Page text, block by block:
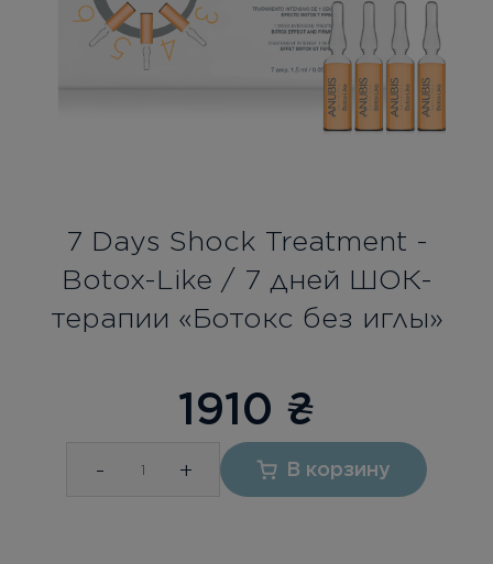
Бесплатная консультация
Вход/Регистрация
7 Days Shock Treatment -
Botox-Like / 7 дней ШОК-
терапии «Ботокс без иглы»
1910 ₴
- + В корзину